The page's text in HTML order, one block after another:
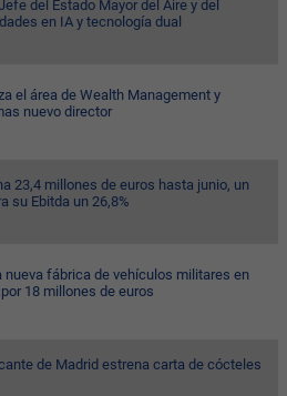
del Estado Mayor del Aire y del
en IA y tecnología dual
el área de Wealth Management y
nuevo director
23,4 millones de euros hasta junio, un
su Ebitda un 26,8%
nueva fábrica de vehículos militares en
18 millones de euros
de Madrid estrena carta de cócteles